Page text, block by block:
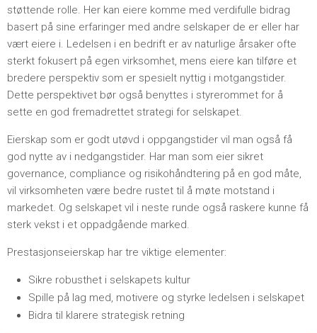
støttende rolle. Her kan eiere komme med verdifulle bidrag
basert på sine erfaringer med andre selskaper de er eller har
vært eiere i. Ledelsen i en bedrift er av naturlige årsaker ofte
sterkt fokusert på egen virksomhet, mens eiere kan tilføre et
bredere perspektiv som er spesielt nyttig i motgangstider.
Dette perspektivet bør også benyttes i styrerommet for å
sette en god fremadrettet strategi for selskapet.
Eierskap som er godt utøvd i oppgangstider vil man også få
god nytte av i nedgangstider. Har man som eier sikret
governance, compliance og risikohåndtering på en god måte,
vil virksomheten være bedre rustet til å møte motstand i
markedet. Og selskapet vil i neste runde også raskere kunne få
sterk vekst i et oppadgående marked.
Prestasjonseierskap har tre viktige elementer:
Sikre robusthet i selskapets kultur
Spille på lag med, motivere og styrke ledelsen i selskapet
Bidra til klarere strategisk retning